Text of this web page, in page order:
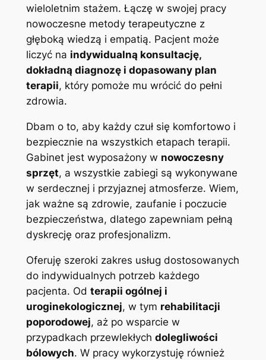
wieloletnim stażem. Łączę w swojej pracy
nowoczesne metody terapeutyczne z
głęboką wiedzą i empatią. Pacjent może
liczyć na indywidualną konsultację,
dokładną diagnozę i dopasowany plan
terapii, który pomoże mu wrócić do pełni
zdrowia.
Dbam o to, aby każdy czuł się komfortowo i
bezpiecznie na wszystkich etapach terapii.
Gabinet jest wyposażony w nowoczesny
sprzęt, a wszystkie zabiegi są wykonywane
w serdecznej i przyjaznej atmosferze. Wiem,
jak ważne są zdrowie, zaufanie i poczucie
bezpieczeństwa, dlatego zapewniam pełną
dyskrecję oraz profesjonalizm.
Oferuję szeroki zakres usług dostosowanych
do indywidualnych potrzeb każdego
pacjenta. Od terapii ogólnej i
uroginekologicznej, w tym rehabilitacji
poporodowej, aż po wsparcie w
przypadkach przewlekłych dolegliwości
bólowych. W pracy wykorzystuję również